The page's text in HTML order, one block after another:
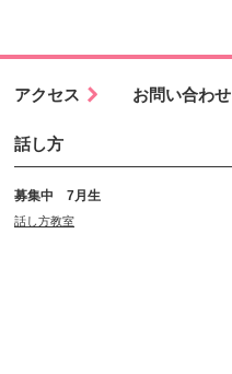
アクセス お問い合わせ
話し方
募集中 7月生
話し方教室